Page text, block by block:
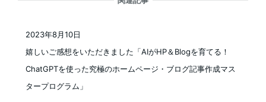
嬉しいご感想をいただきました「AIがHP＆Blogを育てる！
ChatGPTを使った究極のホームページ・ブログ記事作成マス
タープログラム」
2023年8月10日